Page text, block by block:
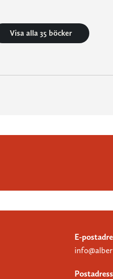
Visa alla 35 böcker
E-
Postadress